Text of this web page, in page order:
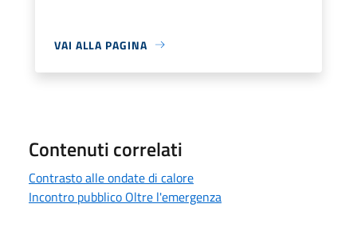
VAI ALLA PAGINA
Contenuti correlati
Contrasto alle ondate di calore
Incontro pubblico Oltre l'emergenza